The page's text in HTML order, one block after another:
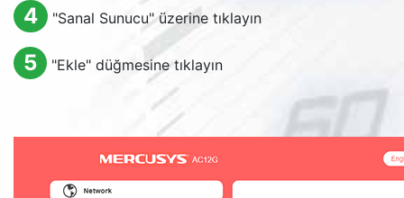
4 "Sanal Sunucu" üzerine tıklayın
5 "Ekle" düğmesine tıklayın